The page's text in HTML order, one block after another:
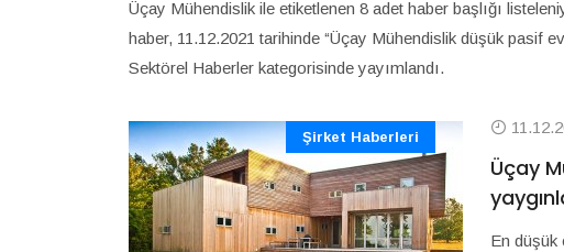
Üçay Mühendislik ile etiketlenen 8 adet haber başlığı
haber, 11.12.2021 tarihinde “Üçay Mühendislik düşük pasif
Sektörel Haberler kategorisinde yayımlandı.
Şirket Haberleri
Üçay
En düşük